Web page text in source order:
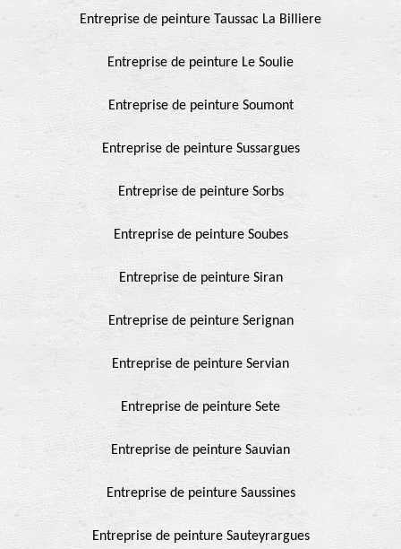
Entreprise de peinture Taussac La Billiere
Entreprise de peinture Le Soulie
Entreprise de peinture Soumont
Entreprise de peinture Sussargues
Entreprise de peinture Sorbs
Entreprise de peinture Soubes
Entreprise de peinture Siran
Entreprise de peinture Serignan
Entreprise de peinture Servian
Entreprise de peinture Sete
Entreprise de peinture Sauvian
Entreprise de peinture Saussines
Entreprise de peinture Sauteyrargues